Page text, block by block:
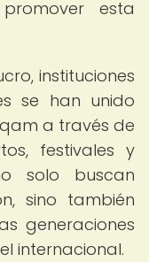
esta
instituciones
se han unido
a través de
festivales y
solo buscan
sino también
generaciones
internacional.